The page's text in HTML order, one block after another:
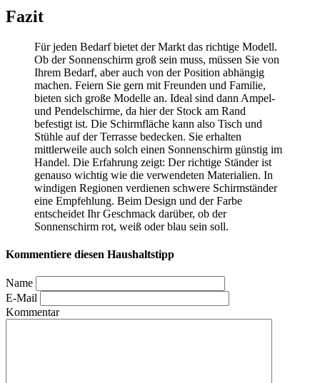
Fazit
Für jeden Bedarf bietet der Markt das richtige Modell.
Ob der Sonnenschirm groß sein muss, müssen Sie von
Ihrem Bedarf, aber auch von der Position abhängig
machen. Feiern Sie gern mit Freunden und Familie,
bieten sich große Modelle an. Ideal sind dann Ampel-
und Pendelschirme, da hier der Stock am Rand
befestigt ist. Die Schirmfläche kann also Tisch und
Stühle auf der Terrasse bedecken. Sie erhalten
mittlerweile auch solch einen Sonnenschirm günstig im
Handel. Die Erfahrung zeigt: Der richtige Ständer ist
genauso wichtig wie die verwendeten Materialien. In
windigen Regionen verdienen schwere Schirmständer
eine Empfehlung. Beim Design und der Farbe
entscheidet Ihr Geschmack darüber, ob der
Sonnenschirm rot, weiß oder blau sein soll.
Kommentiere diesen Haushaltstipp
Name
E-Mail
Kommentar